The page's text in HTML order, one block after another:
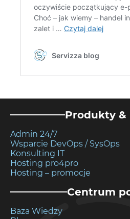
Produkty &
Admin 24/7
Wsparcie DevOps / SysOps
Konsulting IT
Hosting pro4pro
Hosting – promocje
Centrum
Baza Wiedzy